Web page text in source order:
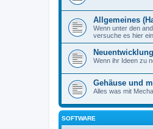
Allgemeines
Wenn unter den
versuche es hier
Wenn ihr Ideen zu
Gehäuse und
Alles was mit
SOFTWARE